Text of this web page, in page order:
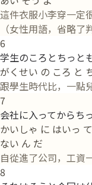
這件衣服小李穿一定
（女性用語，省略了
6
学生のころとちっと
がくせい の ころ と
跟學生時代比，一點
7
会社に入ってからち
かいしゃ に はいっ
ない ん だ
自從進了公司，工資
8